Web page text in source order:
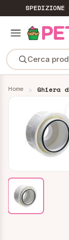
SPEDIZIONE
Cerca
Home